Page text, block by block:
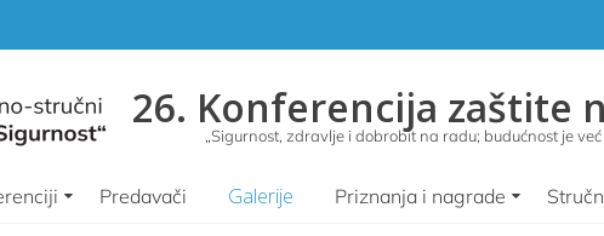
26. Konferencija zaštite
„Sigurnost, zdravlje i dobrobit na radu; budućnost je već
Predavači Galerije Priznanja i nagrade